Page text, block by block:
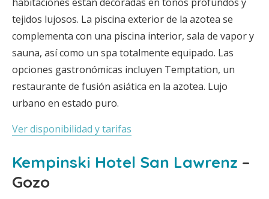
tejidos lujosos. La piscina exterior de la azotea se
complementa con una piscina interior, sala de vapor y
sauna, así como un spa totalmente equipado. Las
opciones gastronómicas incluyen Temptation, un
restaurante de fusión asiática en la azotea. Lujo
urbano en estado puro.
Ver disponibilidad y tarifas
Kempinski Hotel San Lawrenz –
Gozo